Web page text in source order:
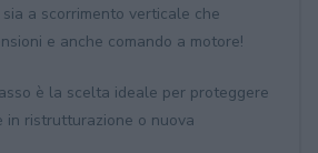
a scorrimento verticale che
e anche comando a motore!
è la scelta ideale per proteggere
in ristrutturazione o nuova